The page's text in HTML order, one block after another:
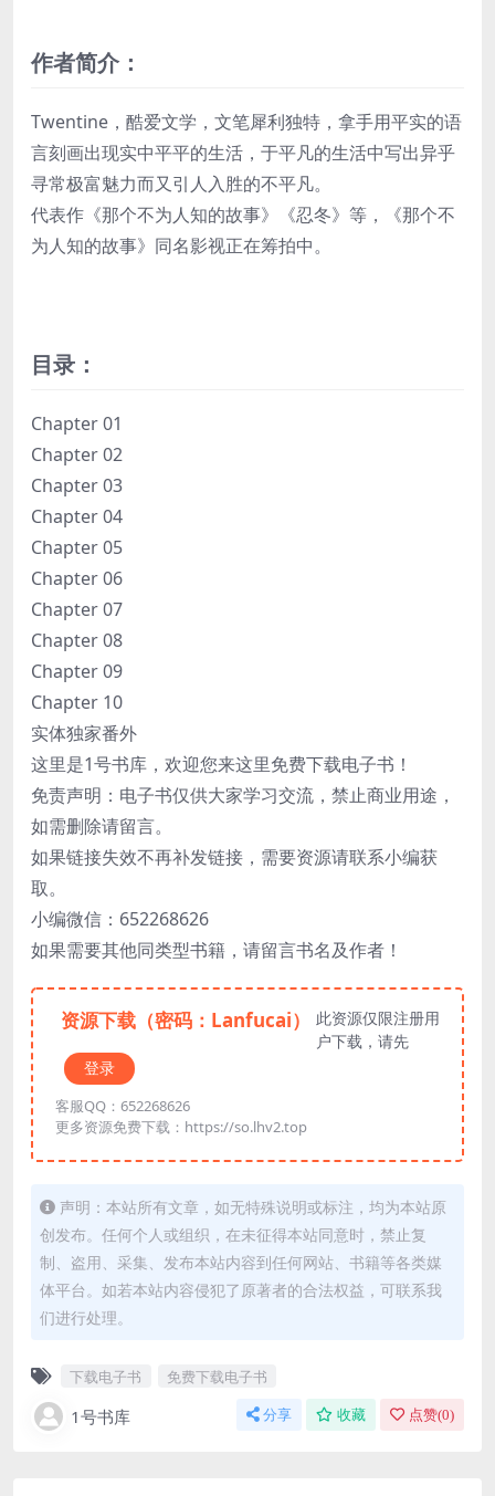
作者简介：
Twentine，酷爱文学，文笔犀利独特，拿手用平实的语
言刻画出现实中平平的生活，于平凡的生活中写出异乎
寻常极富魅力而又引人入胜的不平凡。
代表作《那个不为人知的故事》《忍冬》等，《那个不
为人知的故事》同名影视正在筹拍中。
目录：
Chapter 01
Chapter 02
Chapter 03
Chapter 04
Chapter 05
Chapter 06
Chapter 07
Chapter 08
Chapter 09
Chapter 10
实体独家番外
这里是1号书库，欢迎您来这里免费下载电子书！
免责声明：电子书仅供大家学习交流，禁止商业用途，
如需删除请留言。
如果链接失效不再补发链接，需要资源请联系小编获
取。
小编微信：652268626
如果需要其他同类型书籍，请留言书名及作者！
资源下载（密码：Lanfucai）
此资源仅限注册用
户下载，请先
登录
客服QQ：652268626
更多资源免费下载：https://so.lhv2.top
声明：本站所有文章，如无特殊说明或标注，均为本站原
创发布。任何个人或组织，在未征得本站同意时，禁止复
制、盗用、采集、发布本站内容到任何网站、书籍等各类媒
体平台。如若本站内容侵犯了原著者的合法权益，可联系我
们进行处理。
下载电子书 免费下载电子书
1号书库 分享 收藏 点赞(0)